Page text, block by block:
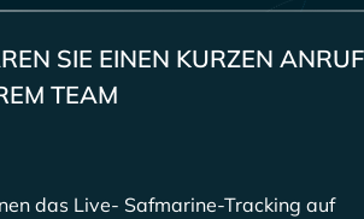
SIE EINEN KURZEN ANRUF
TEAM
das Live-
-Tracking auf